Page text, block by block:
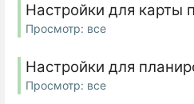
Настройки для карты
Просмотр: все
Настройки для
Просмотр: все